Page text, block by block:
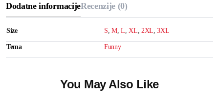
Dodatne informacijeRecenzije (0)
Size S ,M,L XL 2XL ,3XL
Tema Funny
You May Also Like